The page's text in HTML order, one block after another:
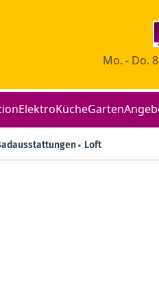
Mo. - Do.
ElektroKücheGarten
Loft